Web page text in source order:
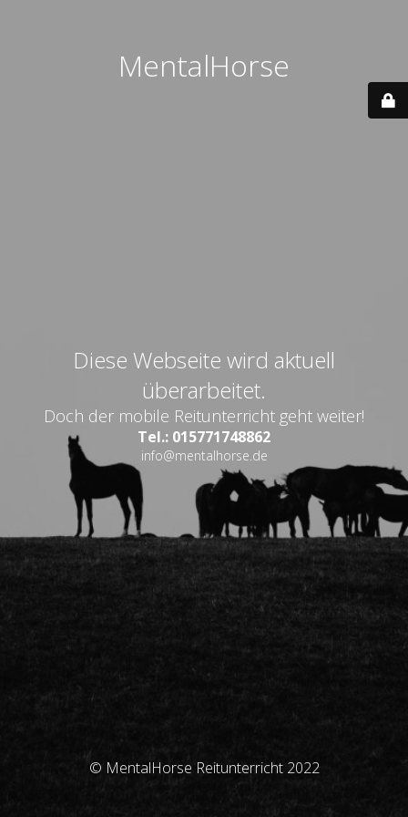
MentalHorse
Diese Webseite wird aktuell
überarbeitet.
Doch der mobile Reitunterricht geht weiter!
Tel.: 015771748862
info@mentalhorse.de
© MentalHorse Reitunterricht 2022